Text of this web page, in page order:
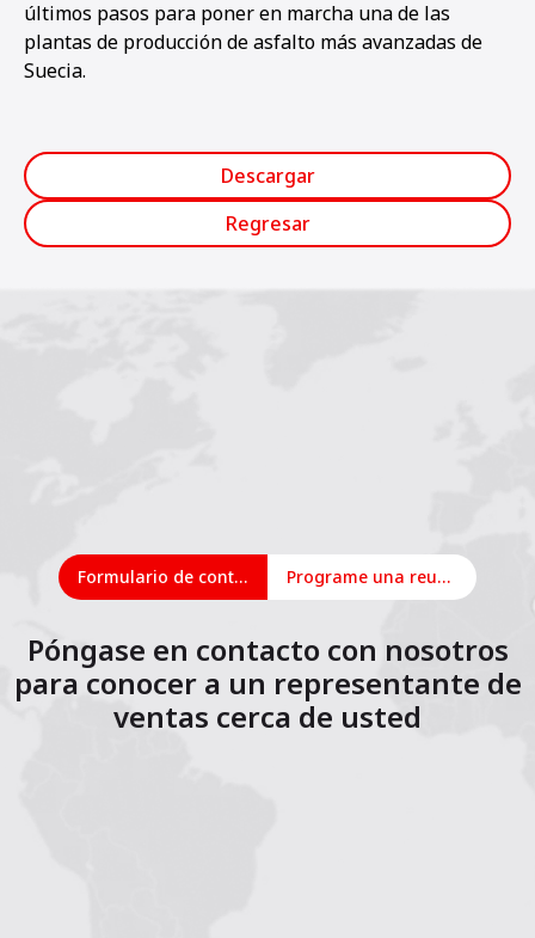
últimos pasos para poner en marcha una de las
plantas de producción de asfalto más avanzadas de
Suecia.
Descargar
Regresar
Formulario de contacto Programe una reunión en línea
Póngase en contacto con nosotros
para conocer a un representante de
ventas cerca de usted